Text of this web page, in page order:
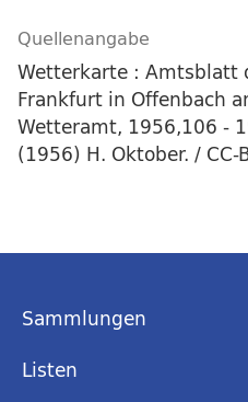
Quellenangabe
Wetterkarte : Amtsblatt
Frankfurt in Offenbach
Wetteramt, 1956,106 -
(1956) H. Oktober. / CC-
Sammlungen
Listen